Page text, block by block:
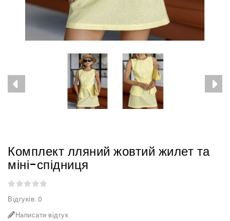
Комплект лляний жовтий жилет та
міні-спідниця
Відгуків: 0
Написати відгук